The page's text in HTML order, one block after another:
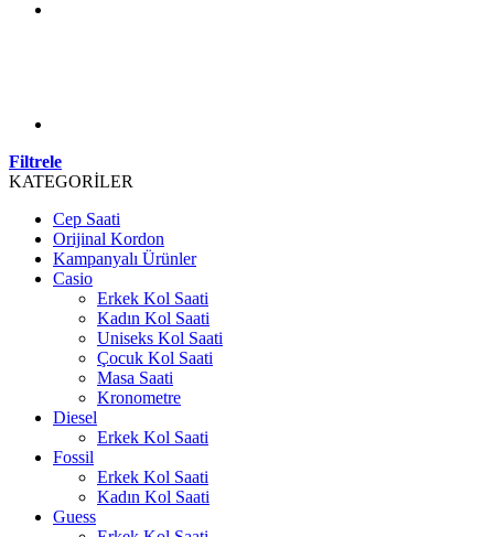
Filtrele
KATEGORİLER
Cep Saati
Orijinal Kordon
Kampanyalı Ürünler
Casio
Erkek Kol Saati
Kadın Kol Saati
Uniseks Kol Saati
Çocuk Kol Saati
Masa Saati
Kronometre
Diesel
Erkek Kol Saati
Fossil
Erkek Kol Saati
Kadın Kol Saati
Guess